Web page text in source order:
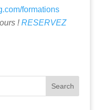
formations
!RESERVEZ
Search